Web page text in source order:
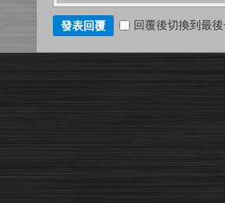
發表回覆 回覆後切換到最